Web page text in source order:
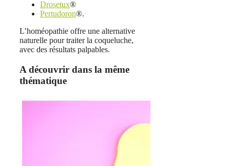
Drosetux®
Pertudoron®.
L’homéopathie offre une alternative
naturelle pour traiter la coqueluche,
avec des résultats palpables.
A découvrir dans la même
thématique